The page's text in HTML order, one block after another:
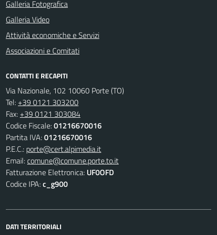
Galleria Fotografica
Galleria Video
Attività economiche e Servizi
Associazioni e Comitati
CONTATTI E RECAPITI
Via Nazionale, 102 10060 Porte (TO)
Tel: +39 0121 303200
Fax: +39 0121 303084
Codice Fiscale:01216670016
Partita IVA:01216670016
P.E.C.: porte@cert.alpimedia.it
Email:comune@comune.porte.to.it
Fatturazione Elettronica: UF0OFD
Codice IPA:c_g900
DATI TERRITORIALI